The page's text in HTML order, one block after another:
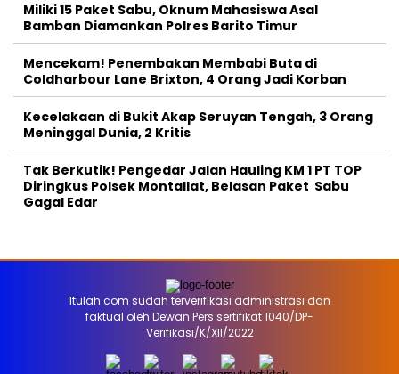
Miliki 15 Paket Sabu, Oknum Mahasiswa Asal
Bamban Diamankan Polres Barito Timur
Mencekam! Penembakan Membabi Buta di
Coldharbour Lane Brixton, 4 Orang Jadi Korban
Kecelakaan di Bukit Akap Seruyan Tengah, 3 Orang
Meninggal Dunia, 2 Kritis
Tak Berkutik! Pengedar Jalan Hauling KM 1 PT TOP
Diringkus Polsek Montallat, Belasan Paket Sabu
Gagal Edar
1tulah.com sudah terverifikasi administrasi dan
faktual oleh Dewan Pers sertifikat 1040/DP-
Verifikasi/K/XII/2022